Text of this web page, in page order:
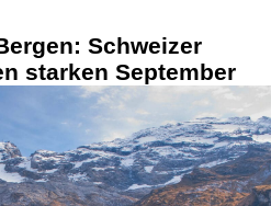
Schweizer
starken September